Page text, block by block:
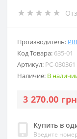
Производитель:
Код Товара: 635-01
Артикул: PC-030361
Наличие: В
3 270.00 грн
Купить в
Введите